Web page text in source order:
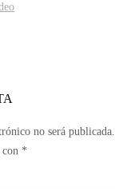
no será publicada.
con *